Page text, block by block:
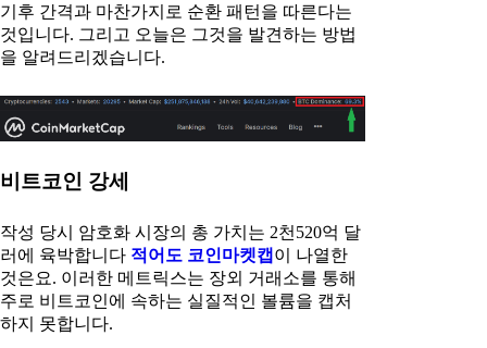
기후 간격과 마찬가지로 순환 패턴을 따른다는
것입니다. 그리고 오늘은 그것을 발견하는 방법
을 알려드리겠습니다.
비트코인 강세
작성 당시 암호화 시장의 총 가치는 2천520억 달
러에 육박합니다 적어도 코인마켓캡 이 나열한
것은요. 이러한 메트릭스는 장외 거래소를 통해
주로 비트코인에 속하는 실질적인 볼륨을 캡처
하지 못합니다.